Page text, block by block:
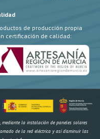
de producción propia
certificación de calidad:
la instalación de paneles solares
de la red eléctrica y así disminuir las